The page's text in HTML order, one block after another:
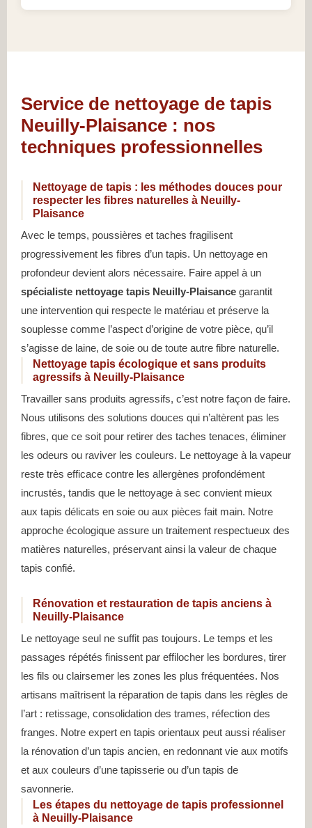
Service de nettoyage de tapis
Neuilly-Plaisance : nos
techniques professionnelles
Nettoyage de tapis : les méthodes douces pour
respecter les fibres naturelles à Neuilly-
Plaisance
Avec le temps, poussières et taches fragilisent
progressivement les fibres d’un tapis. Un nettoyage en
profondeur devient alors nécessaire. Faire appel à un
spécialiste nettoyage tapis Neuilly-Plaisance garantit
une intervention qui respecte le matériau et préserve la
souplesse comme l’aspect d’origine de votre pièce, qu’il
s’agisse de laine, de soie ou de toute autre fibre naturelle.
Nettoyage tapis écologique et sans produits
agressifs à Neuilly-Plaisance
Travailler sans produits agressifs, c’est notre façon de faire.
Nous utilisons des solutions douces qui n’altèrent pas les
fibres, que ce soit pour retirer des taches tenaces, éliminer
les odeurs ou raviver les couleurs. Le nettoyage à la vapeur
reste très efficace contre les allergènes profondément
incrustés, tandis que le nettoyage à sec convient mieux
aux tapis délicats en soie ou aux pièces fait main. Notre
approche écologique assure un traitement respectueux des
matières naturelles, préservant ainsi la valeur de chaque
tapis confié.
Rénovation et restauration de tapis anciens à
Neuilly-Plaisance
Le nettoyage seul ne suffit pas toujours. Le temps et les
passages répétés finissent par effilocher les bordures, tirer
les fils ou clairsemer les zones les plus fréquentées. Nos
artisans maîtrisent la réparation de tapis dans les règles de
l’art : retissage, consolidation des trames, réfection des
franges. Notre expert en tapis orientaux peut aussi réaliser
la rénovation d’un tapis ancien, en redonnant vie aux motifs
et aux couleurs d’une tapisserie ou d’un tapis de
savonnerie.
Les étapes du nettoyage de tapis professionnel
à Neuilly-Plaisance